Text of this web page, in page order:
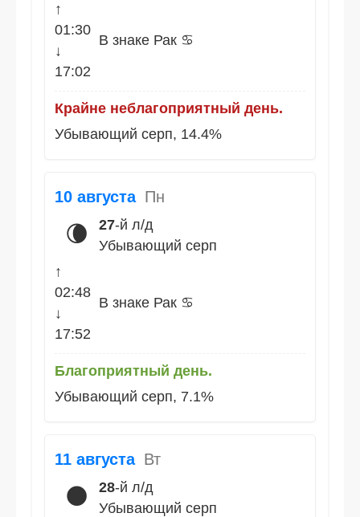
↑
01:30
↓
17:02
В знаке Рак ♋
Крайне неблагоприятный день.
Убывающий серп, 14.4%
10 августа Пн
🌘 27-й л/д
Убывающий серп
↑
02:48
↓
17:52
В знаке Рак ♋
Благоприятный день.
Убывающий серп, 7.1%
11 августа Вт
🌑 28-й л/д
Убывающий серп